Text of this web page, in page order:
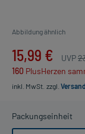
Abbildung ähnlich
15,99 € UVP
160 PlusHerzen
inkl. MwSt. zzgl.
Packungseinheit